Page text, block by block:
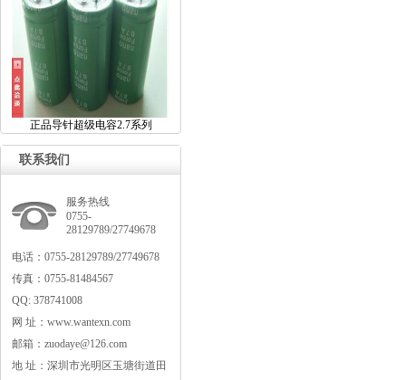
正品导针超级电容2.7系列
联系我们
服务热线
0755-
28129789/27749678
电话：0755-28129789/27749678
传真：0755-81484567
QQ:378741008
网址：www.wantexn.com
邮箱：zuodaye@126.com
地址：深圳市光明区玉塘街道田